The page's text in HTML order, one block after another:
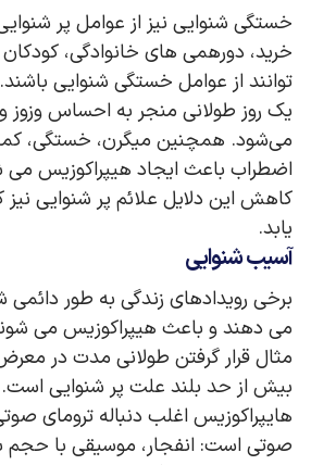
خستگی شنوایی نیز از عوامل پر
خرید، دورهمی های خانوادگی،
توانند از عوامل خستگی شنوایی
یک روز طولانی منجر به احساس وزوز
می‌شود. همچنین میگرن، خستگی،
اضطراب باعث ایجاد هیپراکوزیس می
کاهش این دلایل علائم پر شنوایی
یابد.
آسیب شنوایی
برخی رویدادهای زندگی به طور دائمی
می دهند و باعث هیپراکوزیس می
مثال قرار گرفتن طولانی مدت در
بیش از حد بلند علت پر شنوایی است.
هایپراکوزیس اغلب دنباله ترومای
صوتی است: انفجار، موسیقی با حجم